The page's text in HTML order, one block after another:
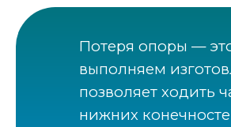
Потеря опоры —
выполняем
позволяет ходить
нижних